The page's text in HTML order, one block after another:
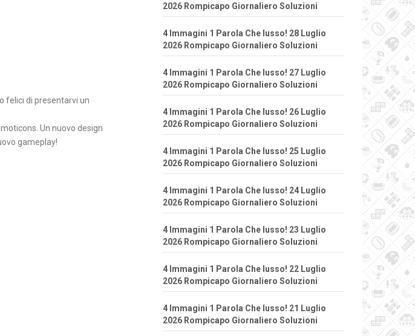
felici di presentarvi un
Un nuovo design
gameplay!
2026 Rompicapo Giornaliero Soluzioni
4 Immagini 1 Parola Che lusso! 28 Luglio
2026 Rompicapo Giornaliero Soluzioni
4 Immagini 1 Parola Che lusso! 27 Luglio
2026 Rompicapo Giornaliero Soluzioni
4 Immagini 1 Parola Che lusso! 26 Luglio
2026 Rompicapo Giornaliero Soluzioni
4 Immagini 1 Parola Che lusso! 25 Luglio
2026 Rompicapo Giornaliero Soluzioni
4 Immagini 1 Parola Che lusso! 24 Luglio
2026 Rompicapo Giornaliero Soluzioni
4 Immagini 1 Parola Che lusso! 23 Luglio
2026 Rompicapo Giornaliero Soluzioni
4 Immagini 1 Parola Che lusso! 22 Luglio
2026 Rompicapo Giornaliero Soluzioni
4 Immagini 1 Parola Che lusso! 21 Luglio
2026 Rompicapo Giornaliero Soluzioni